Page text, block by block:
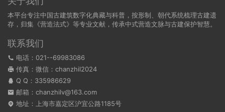
本平台专注中国古建筑数字化典藏与科普，按形制、朝代系统梳理古建遗
存，归集《营造法式》等专业文献，传承中式营造文脉与古建保护智慧。
联系我们
电话：021--69983086
传真：微信：chanzhil2024
Q Q： 335986629
邮箱：chanzhilv@163.com
地址：上海市嘉定区沪宜公路1185号